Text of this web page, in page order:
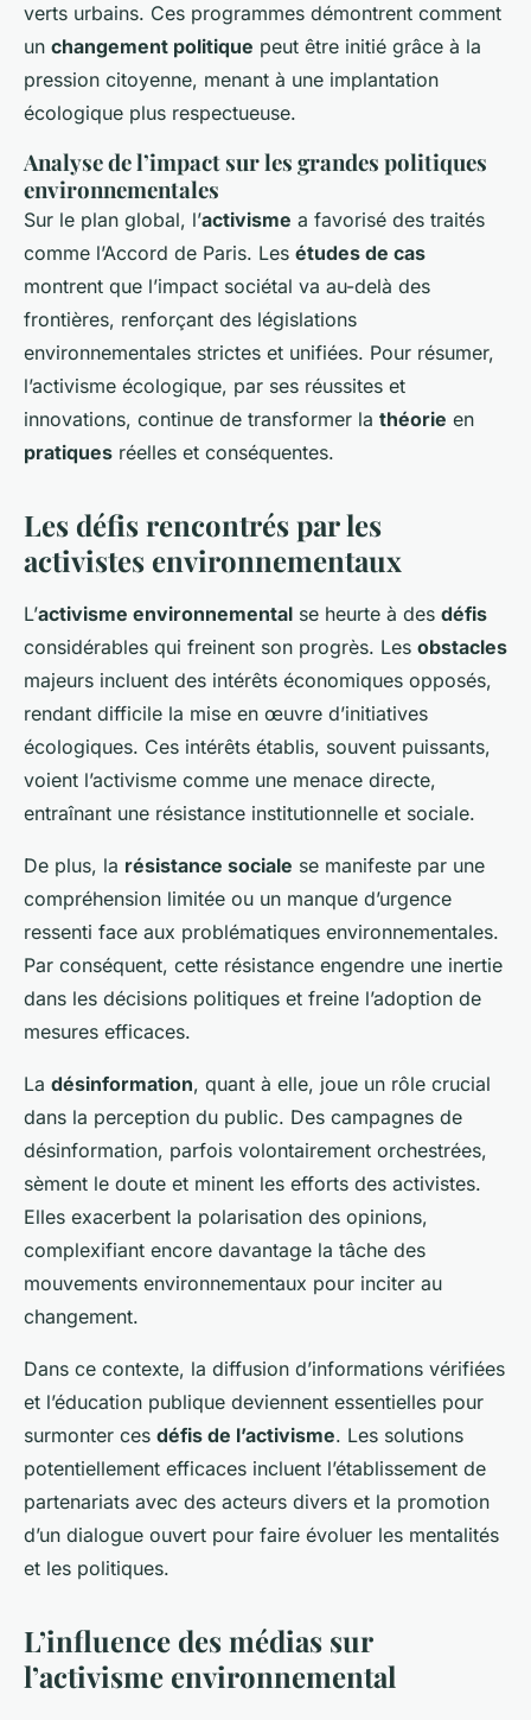
verts urbains. Ces programmes démontrent comment
un changement politique peut être initié grâce à la
pression citoyenne, menant à une implantation
écologique plus respectueuse.
Analyse de l’impact sur les grandes politiques
environnementales
Sur le plan global, l’activisme a favorisé des traités
comme l’Accord de Paris. Les études de cas
montrent que l’impact sociétal va au-delà des
frontières, renforçant des législations
environnementales strictes et unifiées. Pour résumer,
l’activisme écologique, par ses réussites et
innovations, continue de transformer la théorie en
pratiques réelles et conséquentes.
Les défis rencontrés par les
activistes environnementaux
L’activisme environnemental se heurte à des défis
considérables qui freinent son progrès. Les obstacles
majeurs incluent des intérêts économiques opposés,
rendant difficile la mise en œuvre d’initiatives
écologiques. Ces intérêts établis, souvent puissants,
voient l’activisme comme une menace directe,
entraînant une résistance institutionnelle et sociale.
De plus, la résistance sociale se manifeste par une
compréhension limitée ou un manque d’urgence
ressenti face aux problématiques environnementales.
Par conséquent, cette résistance engendre une inertie
dans les décisions politiques et freine l’adoption de
mesures efficaces.
La désinformation, quant à elle, joue un rôle crucial
dans la perception du public. Des campagnes de
désinformation, parfois volontairement orchestrées,
sèment le doute et minent les efforts des activistes.
Elles exacerbent la polarisation des opinions,
complexifiant encore davantage la tâche des
mouvements environnementaux pour inciter au
changement.
Dans ce contexte, la diffusion d’informations vérifiées
et l’éducation publique deviennent essentielles pour
surmonter ces défis de l’activisme. Les solutions
potentiellement efficaces incluent l’établissement de
partenariats avec des acteurs divers et la promotion
d’un dialogue ouvert pour faire évoluer les mentalités
et les politiques.
L’influence des médias sur
l’activisme environnemental